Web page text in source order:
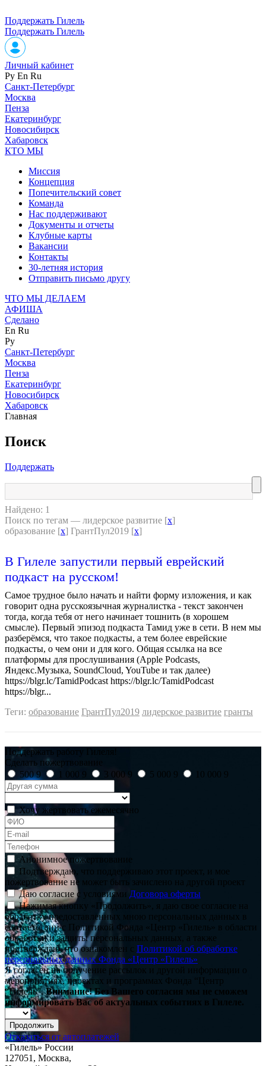
Поддержать Гилель
Поддержать Гилель
Личный кабинет
Ру En Ru
Санкт-Петербург
Москва
Пенза
Екатеринбург
Новосибирск
Хабаровск
КТО МЫ
Миссия
Концепция
Попечительский совет
Команда
Нас поддерживают
Документы и отчеты
Клубные карты
Вакансии
Контакты
30-летняя история
Отправить письмо другу
ЧТО МЫ ДЕЛАЕМ
АФИША
Сделано
En Ru
Ру
Санкт-Петербург
Москва
Пенза
Екатеринбург
Новосибирск
Хабаровск
Главная
Поиск
Поддержать
Найдено: 1
Поиск по тегам — лидерское развитие [x]
образование [x] ГрантПул2019 [x]
В Гилеле запустили первый еврейский
подкаст на русском!
Самое трудное было начать и найти форму изложения, и как
говорит одна русскоязычная журналистка - текст закончен
тогда, когда тебя от него начинает тошнить (в хорошем
смысле). Первый эпизод подкаста Тамид уже в сети. В нем мы
разберёмся, что такое подкасты, а тем более еврейские
подкасты, о чем они и для кого. Общая ссылка на все
платформы для прослушивания (Apple Podcasts,
Яндекс.Музыка, SoundCloud, YouTube и так далее)
https://blgr.lc/TamidPodcast https://blgr.lc/TamidPodcast
https://blgr...
Теги: образование ГрантПул2019 лидерское развитие гранты
Поддержать работу Гилеля!
Сделать пожертвование
5009 1 000 9 3 000 9 5 000 9 10 000 9
Хочу жертвовать ежемесячно
Анонимное пожертвование
Подтверждаю, что поддерживаю этот проект, и мое
пожертвование не может быть зачислено на другой проект
Даю согласие с условиями Договора оферты
Нажимая кнопку «Продолжить», я даю свое согласие на
обработку предоставленных мною персональных данных в
соответствии с Политикой Фонда «Центр «Гилель» в области
обработки и защиты персональных данных, а также
подтверждаю, что ознакомлен с Политикой об обработке
персональных данных Фонда «Центр «Гилель»
Я согласен на получение рассылок и другой информации о
мероприятиях, проектах и программах Фонда “Центр
“Гилель”.Внимание! Без Вашего согласия мы не сможем
информировать Вас об актуальных событиях в Гилеле.
Продолжить
Отказаться от автоплатежей
«Гилель» России
127051, Москва,